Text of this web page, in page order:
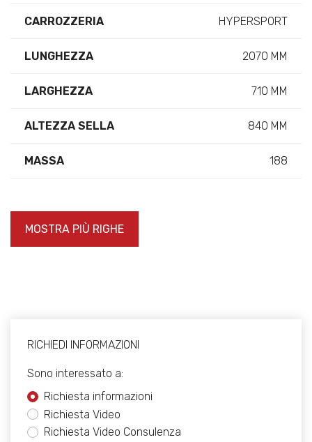
CARROZZERIA HYPERSPORT
LUNGHEZZA 2070 MM
LARGHEZZA 710 MM
ALTEZZA SELLA 840 MM
MASSA 188
MOSTRA PIÙ RIGHE
RICHIEDI INFORMAZIONI
Sono interessato a:
Richiesta informazioni
Richiesta Video
Richiesta Video Consulenza